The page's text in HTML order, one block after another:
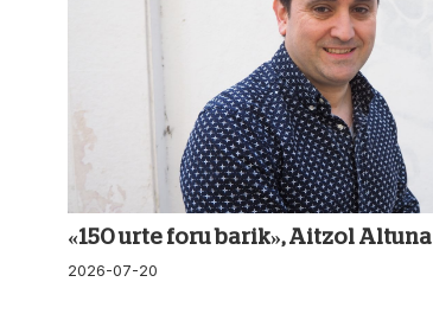
«150 urte foru barik», Aitzol Altuna
2026-07-20